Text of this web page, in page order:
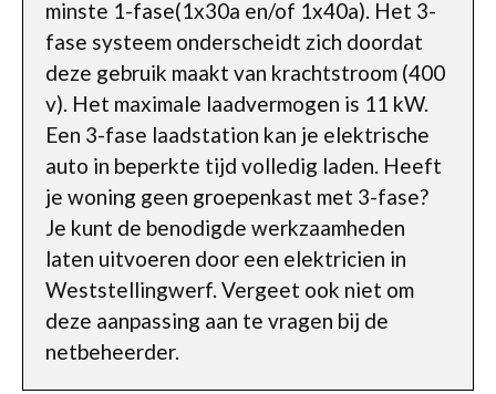
minste 1-fase(1x30a en/of 1x40a). Het 3-
fase systeem onderscheidt zich doordat
deze gebruik maakt van krachtstroom (400
v). Het maximale laadvermogen is 11 kW.
Een 3-fase laadstation kan je elektrische
auto in beperkte tijd volledig laden. Heeft
je woning geen groepenkast met 3-fase?
Je kunt de benodigde werkzaamheden
laten uitvoeren door een elektricien in
Weststellingwerf. Vergeet ook niet om
deze aanpassing aan te vragen bij de
netbeheerder.